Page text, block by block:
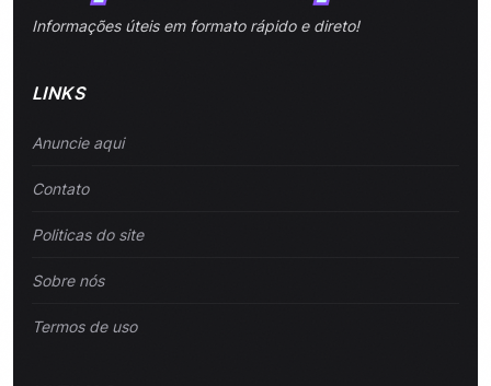
Informações úteis em formato rápido e direto!
LINKS
Anuncie aqui
Contato
Politicas do site
Sobre nós
Termos de uso